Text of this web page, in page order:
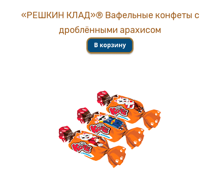
«РЕШКИН КЛАД»® Вафельные конфеты с
дроблёнными арахисом